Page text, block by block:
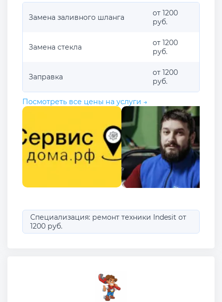
Замена заливного шланга
от 1200
руб.
Замена стекла
от 1200
руб.
Заправка
от 1200
руб.
Посмотреть все цены на услуги →
Специализация: ремонт техники Indesit от
1200 руб.